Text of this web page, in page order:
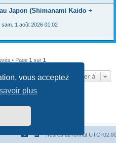
vous acceptez
plus
Japon (Shimanami Kaido +
sam. 1 août 2026 01:02
• Page 1 sur 1
Aller à
Heures au format UTC+02:00
Software © phpBB Limited